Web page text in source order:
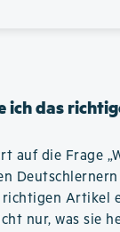
ich das
auf die Frage
Artikel
nur, was sie